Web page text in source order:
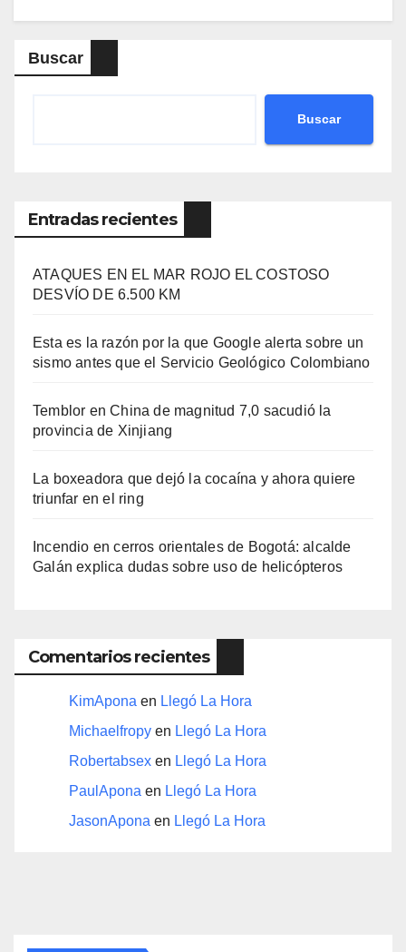
Buscar
Buscar
Entradas recientes
ATAQUES EN EL MAR ROJO EL COSTOSO
DESVÍO DE 6.500 KM
Esta es la razón por la que Google alerta sobre un
sismo antes que el Servicio Geológico Colombiano
Temblor en China de magnitud 7,0 sacudió la
provincia de Xinjiang
La boxeadora que dejó la cocaína y ahora quiere
triunfar en el ring​
Incendio en cerros orientales de Bogotá: alcalde
Galán explica dudas sobre uso de helicópteros
Comentarios recientes
KimApona en Llegó La Hora
Michaelfropy en Llegó La Hora
Robertabsex en Llegó La Hora
PaulApona en Llegó La Hora
JasonApona en Llegó La Hora